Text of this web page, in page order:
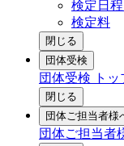
検定日
検定料
閉じる
団体受検
団体受検 トッ
閉じる
団体ご担当者様
団体ご担当者